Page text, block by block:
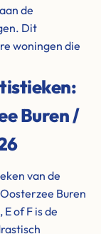
de
Dit
woningen die
Buren /
van de
Buren
of F is de